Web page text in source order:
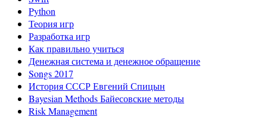
Python
Теория игр
Разработка игр
Как правильно учиться
Денежная система и денежное обращение
Songs 2017
История СССР Евгений Спицын
Bayesian Methods Байесовские методы
Risk Management